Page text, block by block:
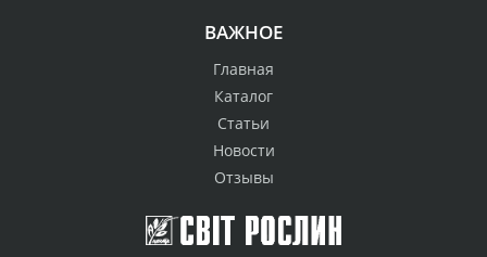
ВАЖНОЕ
Главная
Каталог
Статьи
Новости
Отзывы